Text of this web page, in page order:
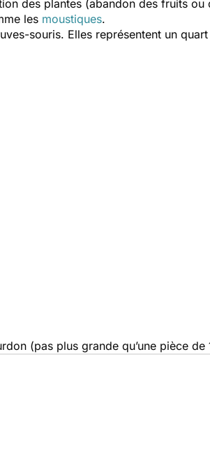
des plantes (abandon des fruits
les moustiques.
souris. Elles représentent un
(pas plus grande qu’une pièce de